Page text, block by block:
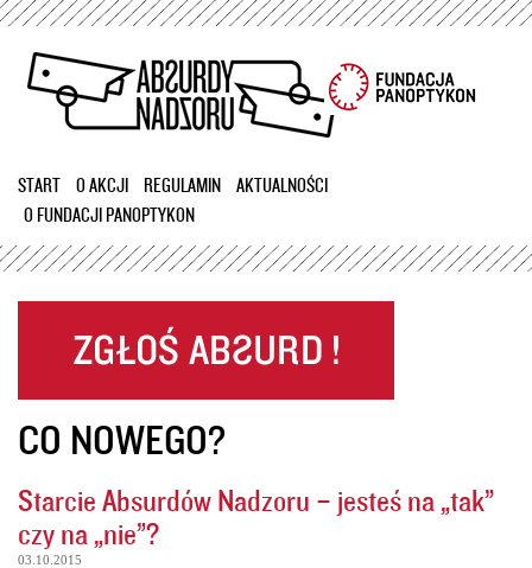
Przejdź
treści
START O AKCJI REGULAMIN
AKTUALNOŚCI
O FUNDACJI PANOPTYKON
CO NOWEGO?
Starcie Absurdów Nadzoru – jesteś na „tak”
czy na „nie”?
03.10.2015